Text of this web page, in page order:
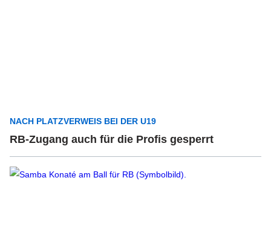
NACH PLATZVERWEIS BEI DER U19
RB-Zugang auch für die Profis gesperrt